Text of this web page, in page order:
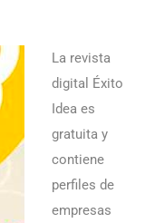
La revista
digital Éxito
Idea es
gratuita y
contiene
perfiles de
empresas